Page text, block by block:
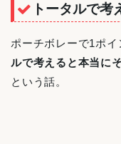
トータルで考
ポーチボレーで1ポイ
ルで考えると本当に
という話。